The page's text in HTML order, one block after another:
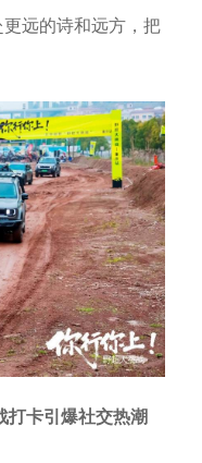
远的诗和远方，把
打卡引爆社交热潮